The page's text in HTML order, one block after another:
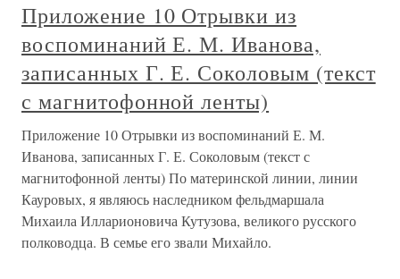
Приложение 10 Отрывки из
воспоминаний Е. М. Иванова,
записанных Г. Е. Соколовым (текст
с магнитофонной ленты)
Приложение 10 Отрывки из воспоминаний Е. М.
Иванова, записанных Г. Е. Соколовым (текст с
магнитофонной ленты) По материнской линии, линии
Кауровых, я являюсь наследником фельдмаршала
Михаила Илларионовича Кутузова, великого русского
полководца. В семье его звали Михайло.